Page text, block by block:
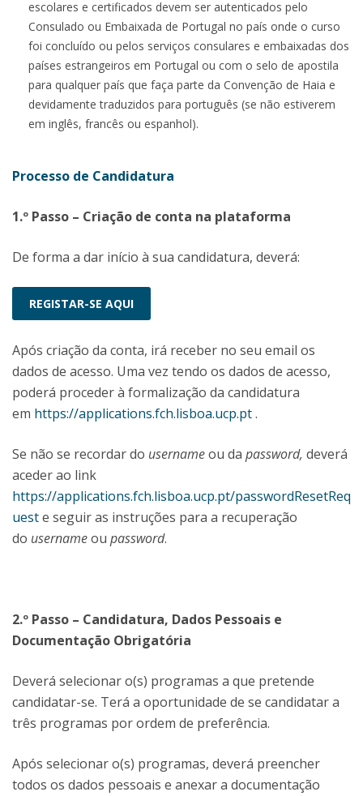
escolares e certificados devem ser autenticados pelo
Consulado ou Embaixada de Portugal no país onde o curso
foi concluído ou pelos serviços consulares e embaixadas dos
países estrangeiros em Portugal ou com o selo de apostila
para qualquer país que faça parte da Convenção de Haia e
devidamente traduzidos para português (se não estiverem
em inglês, francês ou espanhol).
Processo de Candidatura
1.º Passo – Criação de conta na plataforma
De forma a dar início à sua candidatura, deverá:
REGISTAR-SE AQUI
Após criação da conta, irá receber no seu email os
dados de acesso. Uma vez tendo os dados de acesso,
poderá proceder à formalização da candidatura
em https://applications.fch.lisboa.ucp.pt.
Se não se recordar do usernameou da password, deverá
aceder ao link
https://applications.fch.lisboa.ucp.pt/passwordResetReq
ueste seguir as instruções para a recuperação
do usernameou password.
2.º Passo – Candidatura, Dados Pessoais e
Documentação Obrigatória
Deverá selecionar o(s) programas a que pretende
candidatar-se. Terá a oportunidade de se candidatar a
três programas por ordem de preferência.
Após selecionar o(s) programas, deverá preencher
todos os dados pessoais e anexar a documentação